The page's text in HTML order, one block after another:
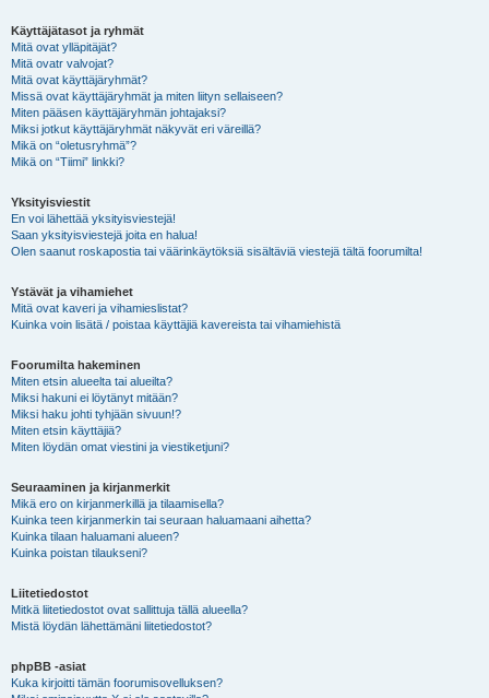
Käyttäjätasot ja ryhmät
Mitä ovat ylläpitäjät?
Mitä ovatr valvojat?
Mitä ovat käyttäjäryhmät?
Missä ovat käyttäjäryhmät ja miten liityn sellaiseen?
Miten pääsen käyttäjäryhmän johtajaksi?
Miksi jotkut käyttäjäryhmät näkyvät eri väreillä?
Mikä on “oletusryhmä”?
Mikä on “Tiimi” linkki?
Yksityisviestit
En voi lähettää yksityisviestejä!
Saan yksityisviestejä joita en halua!
Olen saanut roskapostia tai väärinkäytöksiä sisältäviä viestejä tältä foorumilta!
Ystävät ja vihamiehet
Mitä ovat kaveri ja vihamieslistat?
Kuinka voin lisätä / poistaa käyttäjiä kavereista tai vihamiehistä
Foorumilta hakeminen
Miten etsin alueelta tai alueilta?
Miksi hakuni ei löytänyt mitään?
Miksi haku johti tyhjään sivuun!?
Miten etsin käyttäjiä?
Miten löydän omat viestini ja viestiketjuni?
Seuraaminen ja kirjanmerkit
Mikä ero on kirjanmerkillä ja tilaamisella?
Kuinka teen kirjanmerkin tai seuraan haluamaani aihetta?
Kuinka tilaan haluamani alueen?
Kuinka poistan tilaukseni?
Liitetiedostot
Mitkä liitetiedostot ovat sallittuja tällä alueella?
Mistä löydän lähettämäni liitetiedostot?
phpBB -asiat
Kuka kirjoitti tämän foorumisovelluksen?